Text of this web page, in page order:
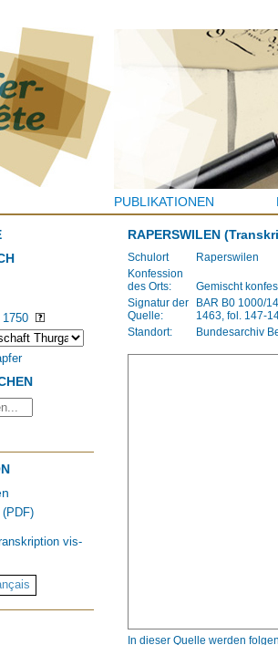
PUBLIKATIONEN
vis-
RAPERSWILEN
Schulort
Raperswilen
Konfession
des Orts:
Gemischt
Signatur der
Quelle:
BAR B0 1000/
1463, fol. 147-
Standort:
Bundesarchiv
In dieser Quelle werden